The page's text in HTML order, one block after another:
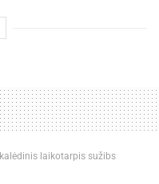
laikotarpis sužibs